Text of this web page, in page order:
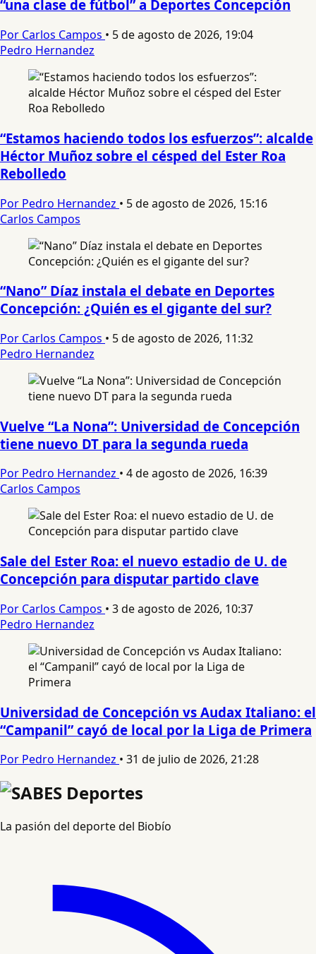
“una clase de fútbol” a Deportes Concepción
Por Carlos Campos • 5 de agosto de 2026, 19:04
Pedro Hernandez
“Estamos haciendo todos los esfuerzos”: alcalde
Héctor Muñoz sobre el césped del Ester Roa
Rebolledo
Por Pedro Hernandez • 5 de agosto de 2026, 15:16
Carlos Campos
“Nano” Díaz instala el debate en Deportes
Concepción: ¿Quién es el gigante del sur?
Por Carlos Campos • 5 de agosto de 2026, 11:32
Pedro Hernandez
Vuelve “La Nona”: Universidad de Concepción
tiene nuevo DT para la segunda rueda
Por Pedro Hernandez • 4 de agosto de 2026, 16:39
Carlos Campos
Sale del Ester Roa: el nuevo estadio de U. de
Concepción para disputar partido clave
Por Carlos Campos • 3 de agosto de 2026, 10:37
Pedro Hernandez
Universidad de Concepción vs Audax Italiano: el
“Campanil” cayó de local por la Liga de Primera
Por Pedro Hernandez • 31 de julio de 2026, 21:28
La pasión del deporte del Biobío